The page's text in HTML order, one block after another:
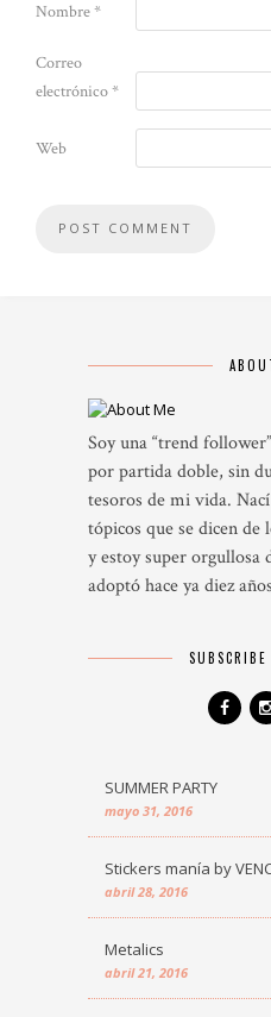
Nombre*
Correo
electrónico*
Web
Soy una “trend
por partida doble, sin
tesoros de mi vida.
tópicos que se dicen de
y estoy super orgullosa
adoptó hace ya diez
SUMMER PARTY
mayo 31, 2016
Stickers manía by
abril 28, 2016
Metalics
abril 21, 2016